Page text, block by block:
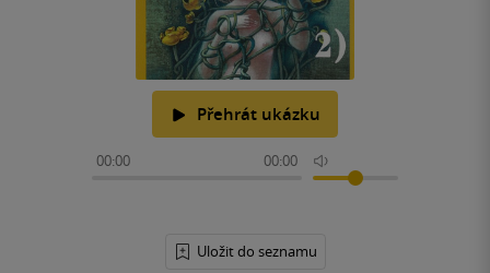
Přehrát ukázku
00:00 00:00
Uložit do seznamu